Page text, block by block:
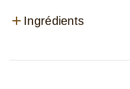
Ingrédients